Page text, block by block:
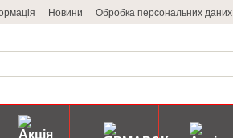
Новини Обробка персональних даних